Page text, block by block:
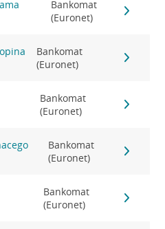
Bankomat
(Euronet)
Bankomat
(Euronet)
Bankomat
(Euronet)
Bankomat
(Euronet)
Bankomat
(Euronet)